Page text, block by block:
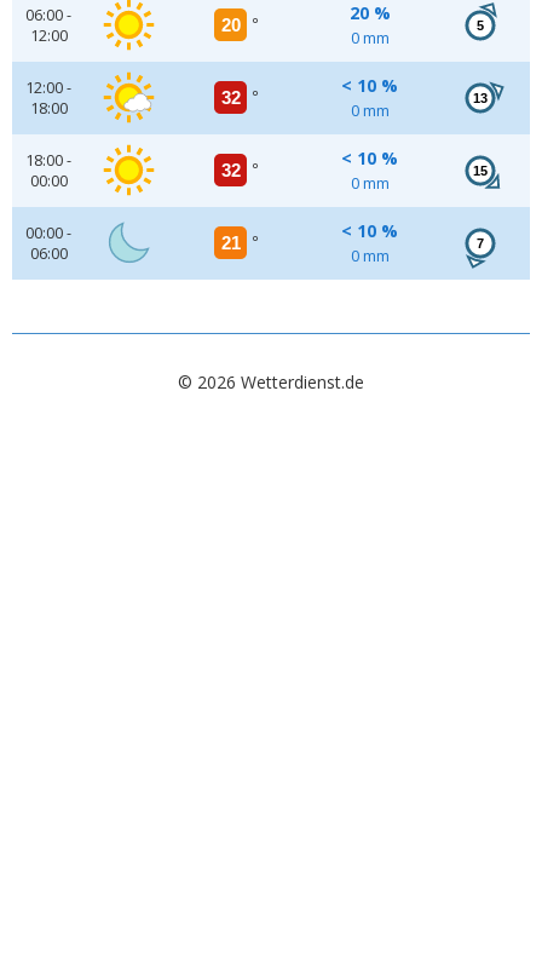
06:00 -
12:00
20 °
20 %
0 mm
5
12:00 -
18:00
32 °
< 10 %
0 mm
13
18:00 -
00:00
32 °
< 10 %
0 mm
15
00:00 -
06:00
21 °
< 10 %
0 mm
7
© 2026 Wetterdienst.de